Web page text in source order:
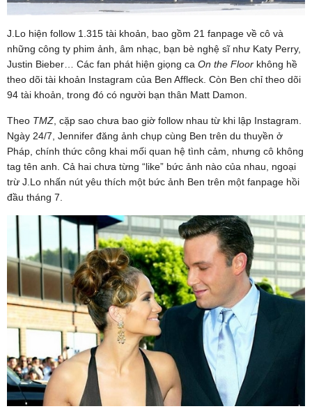
J.Lo hiện follow 1.315 tài khoản, bao gồm 21 fanpage về cô và
những công ty phim ảnh, âm nhạc, bạn bè nghệ sĩ như Katy Perry,
Justin Bieber… Các fan phát hiện giọng ca On the Floor không hề
theo dõi tài khoản Instagram của Ben Affleck. Còn Ben chỉ theo dõi
94 tài khoản, trong đó có người bạn thân Matt Damon.
Theo TMZ , cặp sao chưa bao giờ follow nhau từ khi lập Instagram.
Ngày 24/7, Jennifer đăng ảnh chụp cùng Ben trên du thuyền ở
Pháp, chính thức công khai mối quan hệ tình cảm, nhưng cô không
tag tên anh. Cả hai chưa từng “like” bức ảnh nào của nhau, ngoại
trừ J.Lo nhấn nút yêu thích một bức ảnh Ben trên một fanpage hồi
đầu tháng 7.